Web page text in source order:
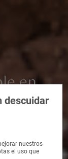
en
descuidar
nuestros
el uso que